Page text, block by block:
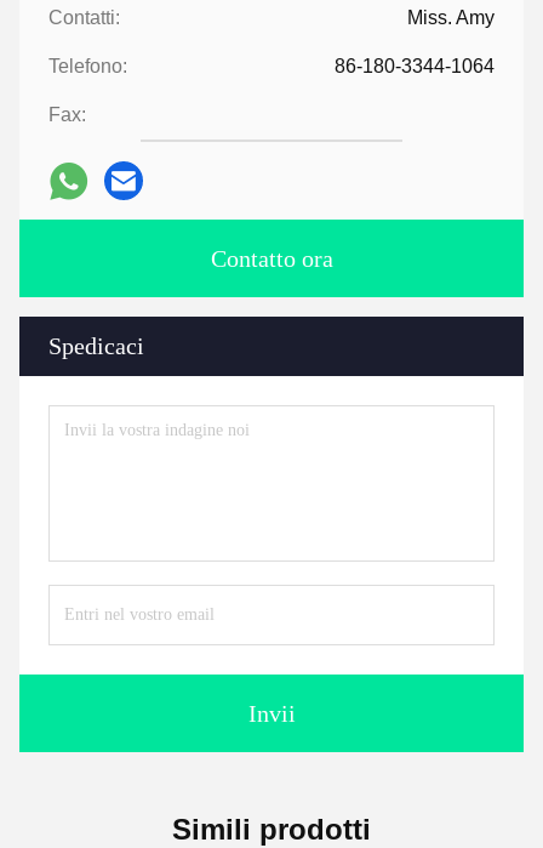
Contatti: Miss. Amy
Telefono: 86-180-3344-1064
Fax:
Contatto ora
Spedicaci
Invii
Simili prodotti